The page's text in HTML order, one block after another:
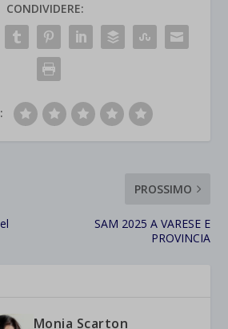
CONDIVIDERE:
PROSSIMO
SAM 2025 A VARESE E
PROVINCIA
Monia Scarton